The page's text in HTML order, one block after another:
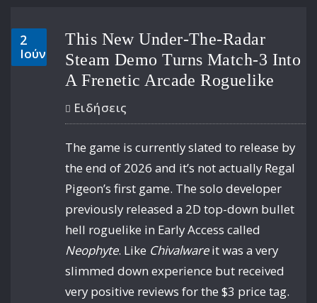
2
Ιούν
This New Under-The-Radar
Steam Demo Turns Match-3 Into
A Frenetic Arcade Roguelike
Ειδήσεις
The game is currently slated to release by
the end of 2026 and it’s not actually Regal
Pigeon’s first game. The solo developer
previously released a 2D top-down bullet
hell roguelike in Early Access called
Neophyte. Like Chivalwareit was a very
slimmed down experience but received
very positive reviews for the $3 price tag.